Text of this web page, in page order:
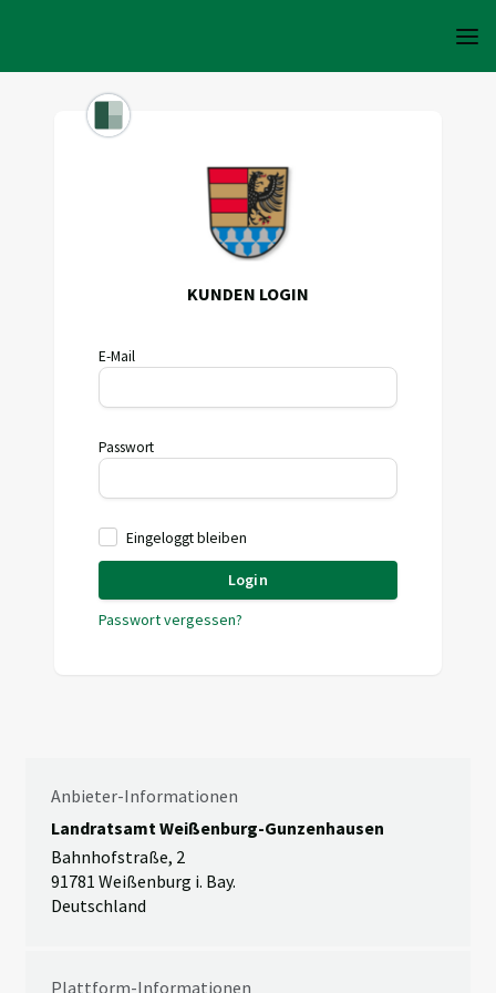
KUNDEN LOGIN
E-Mail
Passwort
Eingeloggt bleiben
Login
Passwort vergessen?
Anbieter-Informationen
Landratsamt Weißenburg-Gunzenhausen
Bahnhofstraße, 2
91781 Weißenburg i. Bay.
Deutschland
Plattform-Informationen